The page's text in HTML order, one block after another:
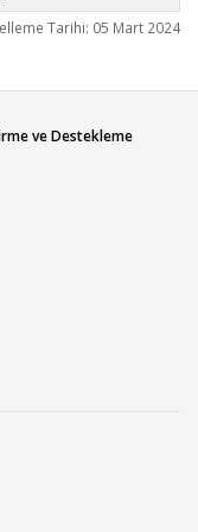
Tarihi: 05 Mart 2024
ve Destekleme